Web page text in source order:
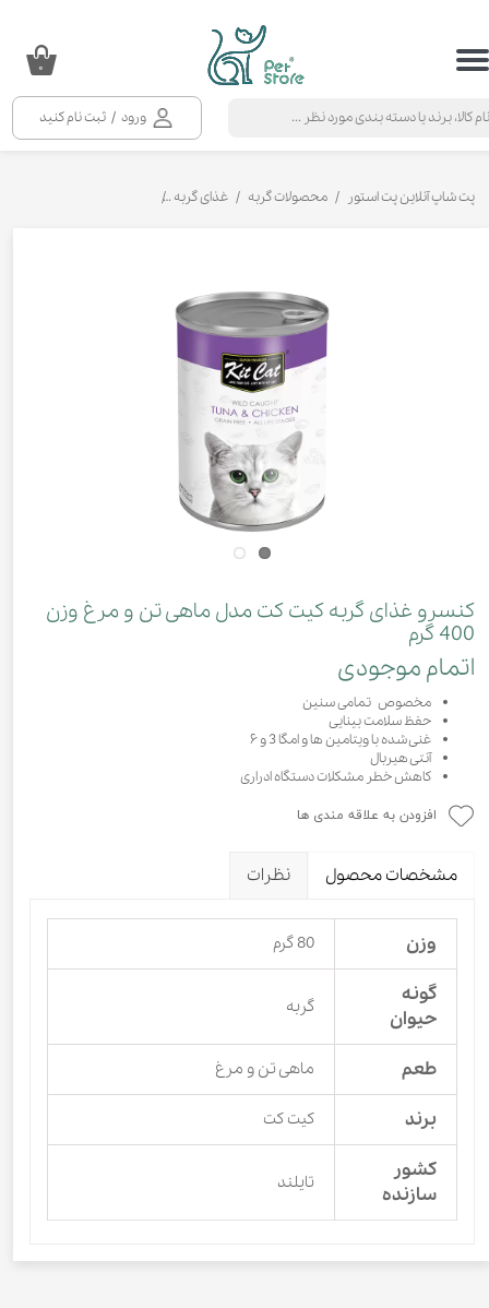
ورود / ثبت نام کنید
حساب کاربری من
خروج از حساب کاربری
۰
پت شاپ آنلاین پت استور محصولات گربه غذای گربه
کنسرو غذای گربه کیت کت مدل ماهی تن و مرغ وزن
400 گرم
اتمام موجودی
مخصوص تمامی سنین
حفظ سلامت بینایی
غنی شده با ویتامین ها و امگا 3 و ۶
آنتی هیربال
کاهش خطر مشکلات دستگاه ادراری
افزودن به علاقه مندی ها
مشخصات محصول نظرات
وزن 80 گرم
گونه
حیوان
گربه
طعم ماهی تن و مرغ
برند کیت کت
کشور
سازنده
تایلند